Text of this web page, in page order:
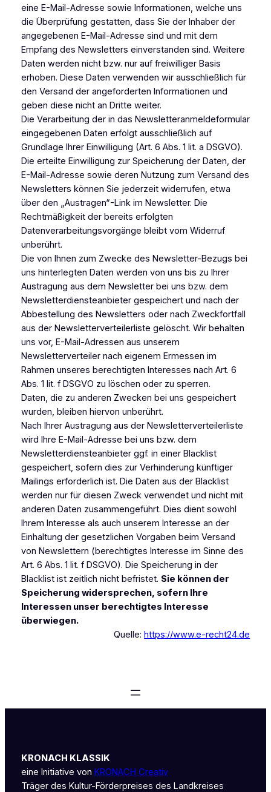
eine E-Mail-Adresse sowie Informationen, welche uns
die Überprüfung gestatten, dass Sie der Inhaber der
angegebenen E-Mail-Adresse sind und mit dem
Empfang des Newsletters einverstanden sind. Weitere
Daten werden nicht bzw. nur auf freiwilliger Basis
erhoben. Diese Daten verwenden wir ausschließlich für
den Versand der angeforderten Informationen und
geben diese nicht an Dritte weiter.
Die Verarbeitung der in das Newsletteranmeldeformular
eingegebenen Daten erfolgt ausschließlich auf
Grundlage Ihrer Einwilligung (Art. 6 Abs. 1 lit. a DSGVO).
Die erteilte Einwilligung zur Speicherung der Daten, der
E-Mail-Adresse sowie deren Nutzung zum Versand des
Newsletters können Sie jederzeit widerrufen, etwa
über den „Austragen“-Link im Newsletter. Die
Rechtmäßigkeit der bereits erfolgten
Datenverarbeitungsvorgänge bleibt vom Widerruf
unberührt.
Die von Ihnen zum Zwecke des Newsletter-Bezugs bei
uns hinterlegten Daten werden von uns bis zu Ihrer
Austragung aus dem Newsletter bei uns bzw. dem
Newsletterdiensteanbieter gespeichert und nach der
Abbestellung des Newsletters oder nach Zweckfortfall
aus der Newsletterverteilerliste gelöscht. Wir behalten
uns vor, E-Mail-Adressen aus unserem
Newsletterverteiler nach eigenem Ermessen im
Rahmen unseres berechtigten Interesses nach Art. 6
Abs. 1 lit. f DSGVO zu löschen oder zu sperren.
Daten, die zu anderen Zwecken bei uns gespeichert
wurden, bleiben hiervon unberührt.
Nach Ihrer Austragung aus der Newsletterverteilerliste
wird Ihre E-Mail-Adresse bei uns bzw. dem
Newsletterdiensteanbieter ggf. in einer Blacklist
gespeichert, sofern dies zur Verhinderung künftiger
Mailings erforderlich ist. Die Daten aus der Blacklist
werden nur für diesen Zweck verwendet und nicht mit
anderen Daten zusammengeführt. Dies dient sowohl
Ihrem Interesse als auch unserem Interesse an der
Einhaltung der gesetzlichen Vorgaben beim Versand
von Newslettern (berechtigtes Interesse im Sinne des
Art. 6 Abs. 1 lit. f DSGVO). Die Speicherung in der
Blacklist ist zeitlich nicht befristet. Sie können der
Speicherung widersprechen, sofern Ihre
Interessen unser berechtigtes Interesse
überwiegen.
Quelle:https://www.e-recht24.de
KRONACH KLASSIK
eine Initiative von KRONACH Creativ
Träger des Kultur-Förderpreises des Landkreises